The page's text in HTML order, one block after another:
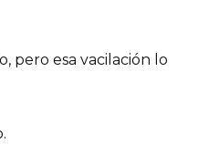
pero esa vacilación lo